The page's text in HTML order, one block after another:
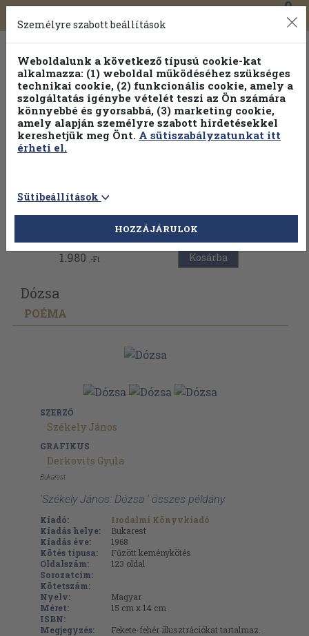
Toggle
navigation
0
Válogasson több mint 1.000.000 kiadványunk közül
100% kedvezménnyel!
Vissza az előző oldalra
1.980 ,-Ft Kosárba
Dózsa
POÉMA
SZERZŐ
Székely János
GRAFIKUS
Derkovits Gyula
Bukarest
'Székely János: Dózsa ' összes példány
Kiadó:
Irodalmi Könyvkiadó
Kiadás helye:
Bukarest
Kiadás éve:
1968
Kötés típusa:
Fűzött keménykötés
Oldalszám:
123 oldal
Sorozatcím:
Kötetszám:
Nyelv:
Magyar
Méret:
15 cm x 14 cm
ISBN:
Megjegyzés:
Fekete-fehér illusztrációkat tartalmaz.
Személyre szabott beállítások
Weboldalunk a következő típusú cookie-kat
alkalmazza: (1) weboldal működéséhez szükséges
technikai cookie, (2) funkcionális cookie, amely a
szolgáltatás igénybe vételét teszi az Ön számára
könnyebbé és gyorsabbá, (3) marketing cookie,
amely alapján személyre szabott hirdetésekkel
kereshetjük meg Önt. A sütiszabályzatunkat itt
érheti el.
Sütibeállítások
HOZZÁJÁRULOK